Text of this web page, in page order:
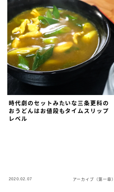
時代劇のセットみたいな三条更科の
おうどんはお値段もタイムスリップ
レベル
2020.02.07 アーカイブ（第一章）